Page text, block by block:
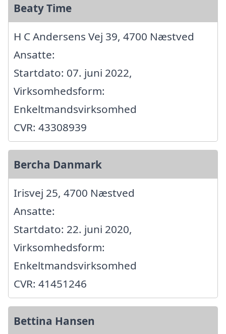
Beaty Time
H C Andersens Vej 39, 4700 Næstved
Ansatte:
Startdato: 07. juni 2022,
Virksomhedsform:
Enkeltmandsvirksomhed
CVR: 43308939
Bercha Danmark
Irisvej 25, 4700 Næstved
Ansatte:
Startdato: 22. juni 2020,
Virksomhedsform:
Enkeltmandsvirksomhed
CVR: 41451246
Bettina Hansen